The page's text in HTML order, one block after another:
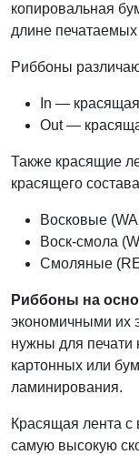
копировальная
длине печатаемых
Риббоны
In —
Out —
Также красящие
красящего
Восковые
Воск-смола
Смоляные
Риббоны на
экономичными их
нужны для
картонных или
ламинирования.
Красящая лента с
самую высокую